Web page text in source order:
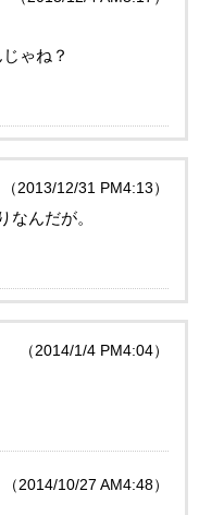
ゃね？
（2013/12/31 PM4:13）
なんだが。
（2014/1/4 PM4:04）
（2014/10/27 AM4:48）